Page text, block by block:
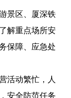
景区、厦深铁
解重点场所安
保障、应急处
动繁忙，人
安全防范任务